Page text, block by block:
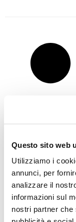
Questo sito web
Utilizziamo i
annunci, per
analizzare il
informazioni sul
nostri partner che